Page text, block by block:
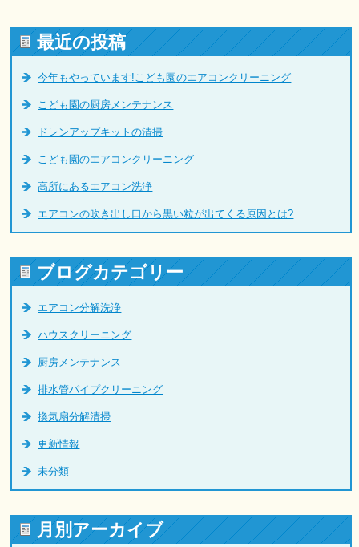
最近の投稿
今年もやっています!こども園のエアコンクリーニング
こども園の厨房メンテナンス
ドレンアップキットの清掃
こども園のエアコンクリーニング
高所にあるエアコン洗浄
エアコンの吹き出し口から黒い粒が出てくる原因とは?
ブログカテゴリー
エアコン分解洗浄
ハウスクリーニング
厨房メンテナンス
排水管パイプクリーニング
換気扇分解清掃
更新情報
未分類
月別アーカイブ